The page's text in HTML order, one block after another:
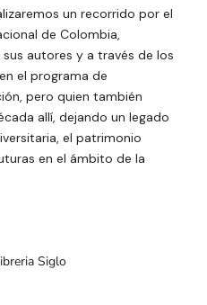
un recorrido por el
de Colombia,
autores y a través de los
el programa de
pero quien también
allí, dejando un legado
el patrimonio
en el ámbito de la